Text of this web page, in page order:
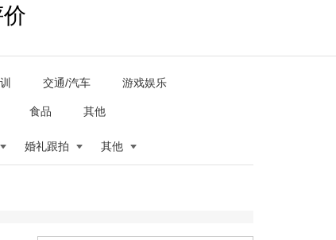
交通/汽车 游戏娱乐
食品 其他
婚礼跟拍 其他